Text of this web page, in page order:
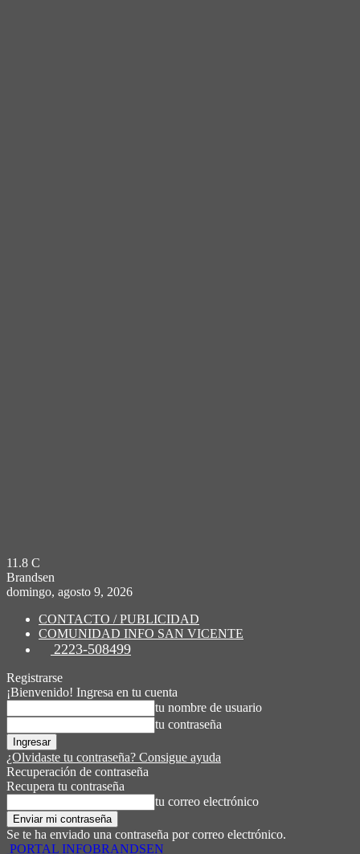
11.8 C
Brandsen
domingo, agosto 9, 2026
CONTACTO / PUBLICIDAD
COMUNIDAD INFO SAN VICENTE
2223-508499
Registrarse
¡Bienvenido! Ingresa en tu cuenta
tu nombre de usuario
tu contraseña
¿Olvidaste tu contraseña? Consigue ayuda
Recuperación de contraseña
Recupera tu contraseña
tu correo electrónico
Se te ha enviado una contraseña por correo electrónico.
PORTAL INFOBRANDSEN